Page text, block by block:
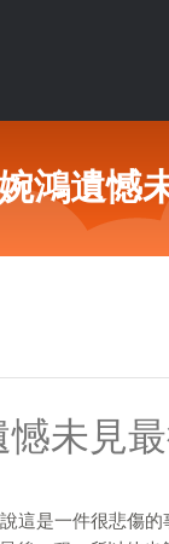
鴻遺憾
未見
這是一件很悲傷